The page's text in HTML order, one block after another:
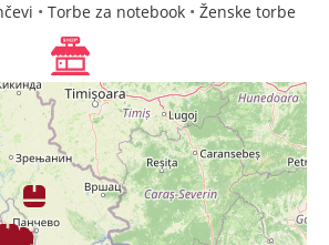
• Torbe za notebook • Ženske torbe
Bubamara 2